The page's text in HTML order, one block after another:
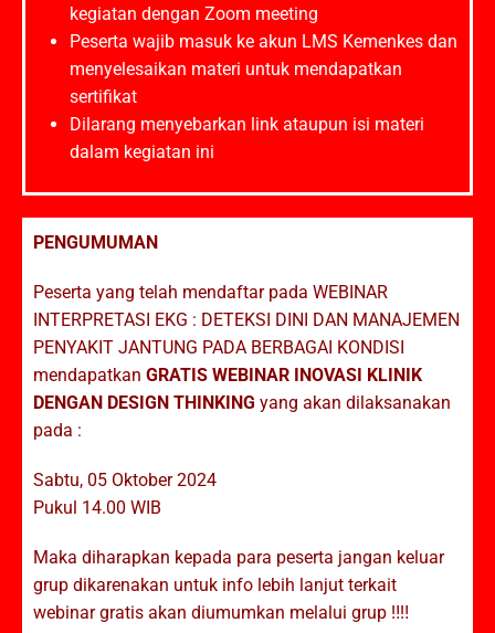
kegiatan dengan Zoom meeting
Peserta wajib masuk ke akun LMS Kemenkes dan
menyelesaikan materi untuk mendapatkan
sertifikat
Dilarang menyebarkan link ataupun isi materi
dalam kegiatan ini
PENGUMUMAN
Peserta yang telah mendaftar pada WEBINAR
INTERPRETASI EKG : DETEKSI DINI DAN MANAJEMEN
PENYAKIT JANTUNG PADA BERBAGAI KONDISI
mendapatkan GRATIS WEBINAR INOVASI KLINIK
DENGAN DESIGN THINKING yang akan dilaksanakan
pada :
Sabtu, 05 Oktober 2024
Pukul 14.00 WIB
Maka diharapkan kepada para peserta jangan keluar
grup dikarenakan untuk info lebih lanjut terkait
webinar gratis akan diumumkan melalui grup ‼️‼️